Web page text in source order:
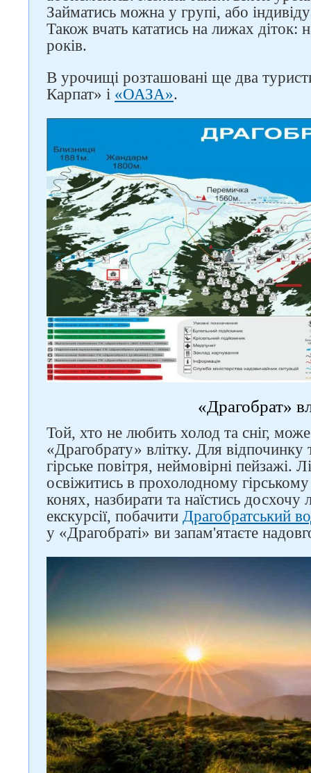
Займатись можна у групі, або
Також вчать кататись на лижах діток:
років.
В урочищі розташовані ще два
Карпат» і «ОАЗА».
«Драгобрат»
Той, хто не любить холод та сніг,
«Драгобрату» влітку. Для відпочинку
гірське повітря, неймовірні пейзажі.
освіжитись в прохолодному
конях, назбирати та наїстись досхочу
екскурсії, побачити Драгобратський
у «Драгобраті» ви запам'ятаєте
Слідкуйте за нами в
соцмережах